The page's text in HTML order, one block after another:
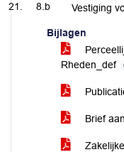
8.b Vestiging
Bijlagen
Rheden_def
Brief